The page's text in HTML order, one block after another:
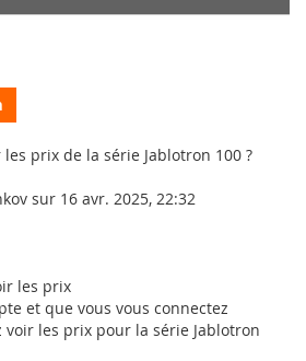
prix de la série Jablotron 100 ?
sur 16 avr. 2025, 22:32
les prix
et que vous vous connectez
les prix pour la série Jablotron